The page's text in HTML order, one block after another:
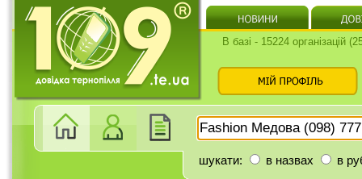
В базі - 15224 організацій
шукати: в назвах в